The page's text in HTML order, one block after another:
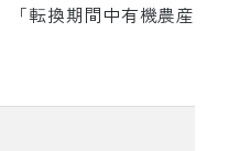
「転換期間中有機農産